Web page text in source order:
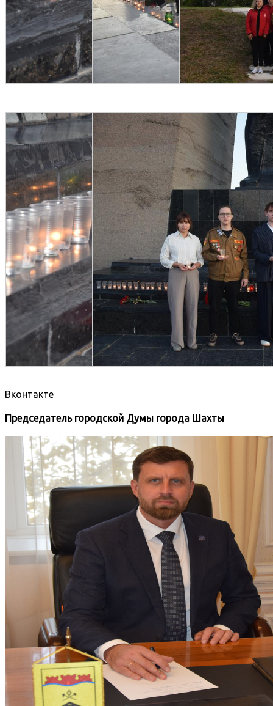
Вконтакте
Председатель городской Думы города Шахты